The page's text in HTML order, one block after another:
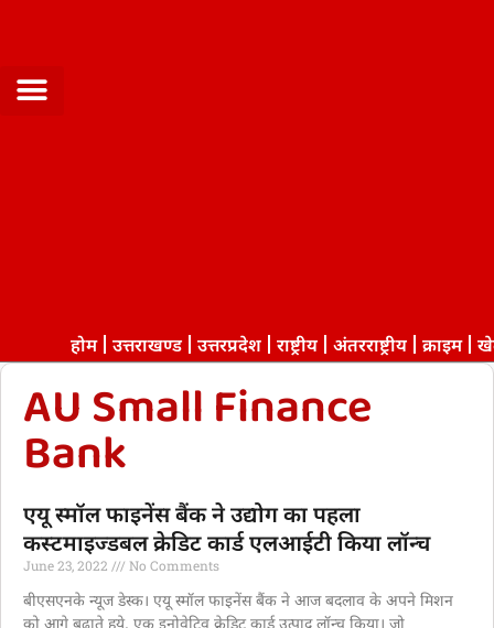
होम उत्तराखण्ड उत्तरप्रदेश राष्ट्रीय अंतरराष्ट्रीय क्राइम
AU Small Finance
Bank
एयू स्मॉल फाइनेंस बैंक ने उद्योग का पहला
कस्टमाइज्डबल क्रेडिट कार्ड एलआईटी किया लॉन्च
June 23, 2022 No Comments
बीएसएनके न्यूज डेस्क। एयू स्मॉल फाइनेंस बैंक ने आज बदलाव के अपने मिशन
को आगे बढ़ाते हुये, एक इनोवेटिव क्रेडिट कार्ड उत्पाद लॉन्च किया। जो